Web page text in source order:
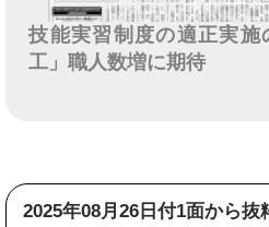
技能実習制度の適正実施
工」職人数増に期待
2025年08月26日付1面から抜